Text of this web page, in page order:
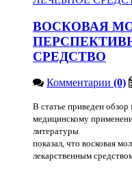
ВОСКОВАЯ
СРЕДСТВО
Комментарии (0)
В статье приведен
медицинскому
литературы
показал, что восковая
лекарственным